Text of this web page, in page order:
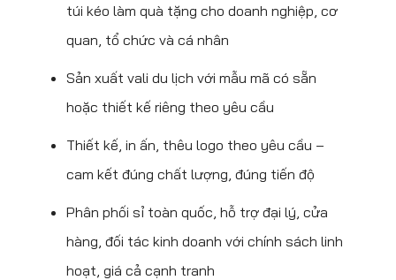
túi kéo làm quà tặng cho doanh nghiệp, cơ
quan, tổ chức và cá nhân
Sản xuất vali du lịch với mẫu mã có sẵn
hoặc thiết kế riêng theo yêu cầu
Thiết kế, in ấn, thêu logo theo yêu cầu –
cam kết đúng chất lượng, đúng tiến độ
Phân phối sỉ toàn quốc, hỗ trợ đại lý, cửa
hàng, đối tác kinh doanh với chính sách linh
hoạt, giá cả cạnh tranh